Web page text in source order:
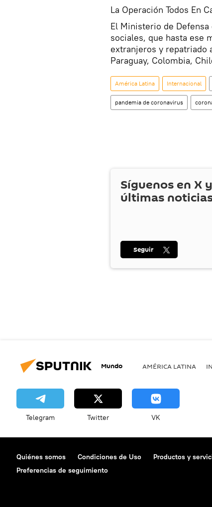
La Operación Todos En
El Ministerio de
sociales, que hasta ese
extranjeros y repatriado
Paraguay, Colombia,
América Latina Internacional
pandemia de coronavirus
Síguenos en X
últimas
Seguir
Mundo AMÉRICA LATINA
Telegram Twitter VK
Quiénes somos Condiciones de Uso Productos y
Preferencias de seguimiento